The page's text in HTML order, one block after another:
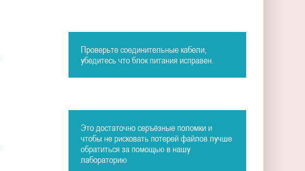
Проверьте соединительные кабели,
убедитесь что блок питания исправен.
Это достаточно серъёзные поломки и
чтобы не рисковать потерей файлов лучше
обратиться за помощью в нашу
лабораторию